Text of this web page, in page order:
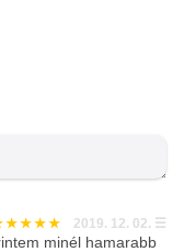
2019. 12. 02. ☰
minél hamarabb